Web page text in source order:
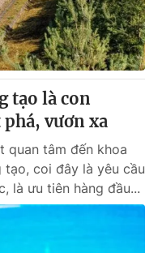
video
tạo là con
vươn xa
quan tâm đến khoa
coi đây là yêu cầu
là ưu tiên hàng đầu...